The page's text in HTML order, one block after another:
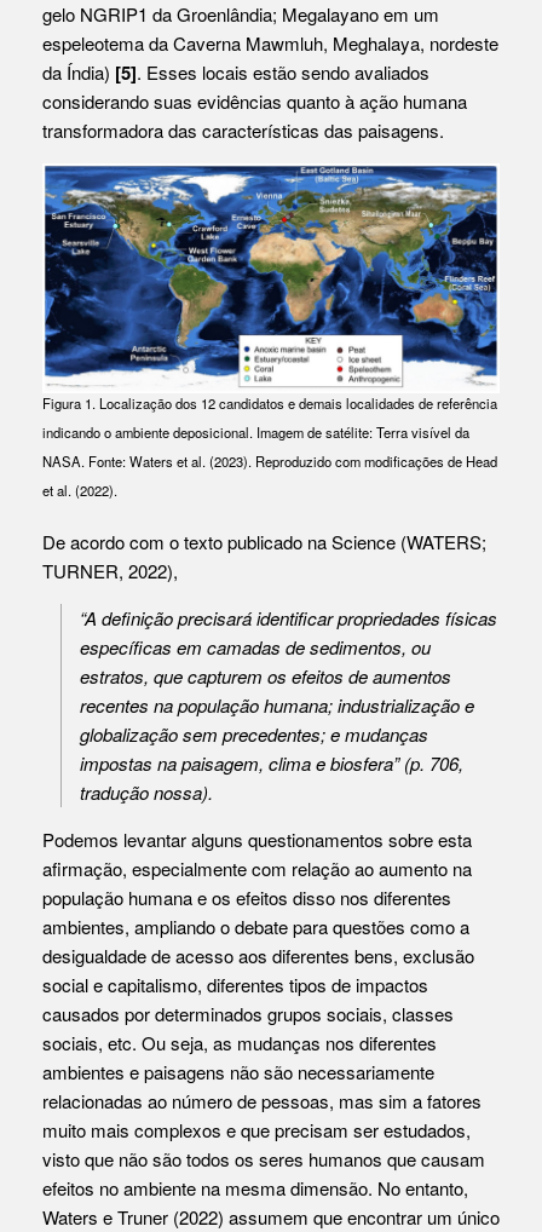
gelo NGRIP1 da Groenlândia; Megalayano em um
espeleotema da Caverna Mawmluh, Meghalaya, nordeste
da Índia) [5]. Esses locais estão sendo avaliados
considerando suas evidências quanto à ação humana
transformadora das características das paisagens.
Figura 1. Localização dos 12 candidatos e demais localidades de referência
indicando o ambiente deposicional. Imagem de satélite: Terra visível da
NASA. Fonte: Waters et al. (2023). Reproduzido com modificações de Head
et al. (2022).
De acordo com o texto publicado na Science (WATERS;
TURNER, 2022),
“A definição precisará identificar propriedades físicas
específicas em camadas de sedimentos, ou
estratos, que capturem os efeitos de aumentos
recentes na população humana; industrialização e
globalização sem precedentes; e mudanças
impostas na paisagem, clima e biosfera” (p. 706,
tradução nossa).
Podemos levantar alguns questionamentos sobre esta
afirmação, especialmente com relação ao aumento na
população humana e os efeitos disso nos diferentes
ambientes, ampliando o debate para questões como a
desigualdade de acesso aos diferentes bens, exclusão
social e capitalismo, diferentes tipos de impactos
causados por determinados grupos sociais, classes
sociais, etc. Ou seja, as mudanças nos diferentes
ambientes e paisagens não são necessariamente
relacionadas ao número de pessoas, mas sim a fatores
muito mais complexos e que precisam ser estudados,
visto que não são todos os seres humanos que causam
efeitos no ambiente na mesma dimensão. No entanto,
Waters e Truner (2022) assumem que encontrar um único